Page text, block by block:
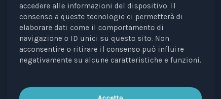
accedere alle informazioni del dispositivo. Il
consenso a queste tecnologie ci permetterà di
elaborare dati come il comportamento di
navigazione o ID unici su questo sito. Non
acconsentire o ritirare il consenso può influire
negativamente su alcune caratteristiche e funzioni.
come finalità la tutela legale degli animali.
Iscrizione al RUNTS Rep. 4 del 01/03/2022.
L'associazione è riconosciuta come rappresentante di
interessi davanti alle Istituzioni europee.
La rivistaDiritti degli Animali. Profili Etici, Scientifici e
Bari n. 8/2023 del 18/09/2023, direttrice